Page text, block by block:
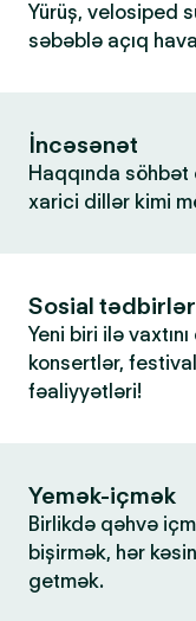
Yürüş, velosiped
səbəblə açıq
İncəsənət
Haqqında
xarici dillər kimi
Sosial tədbirlər
Yeni biri ilə
konsertlər,
fəaliyyətləri!
Yemək-içmək
Birlikdə qəhvə
bişirmək, hər
getmək.